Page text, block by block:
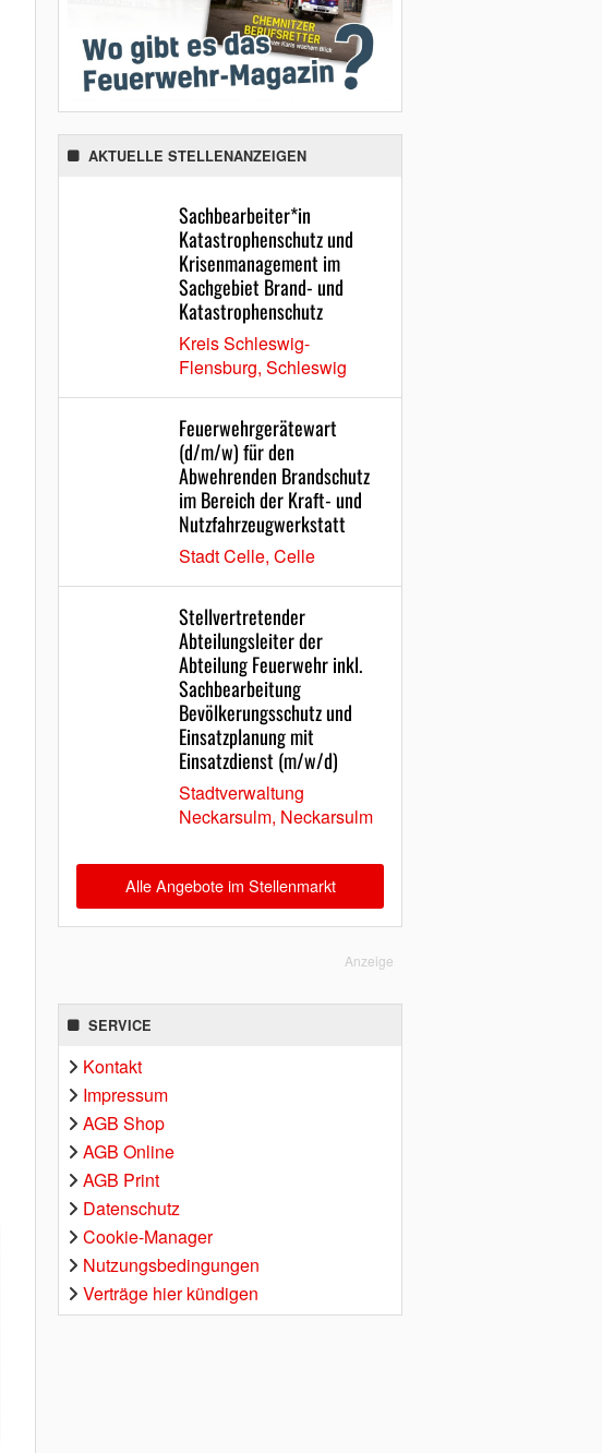
AKTUELLE STELLENANZEIGEN
Sachbearbeiter*in
Katastrophenschutz und
Krisenmanagement im
Sachgebiet Brand- und
Katastrophenschutz
Kreis Schleswig-
Flensburg, Schleswig
Feuerwehrgerätewart
(d/m/w) für den
Abwehrenden Brandschutz
im Bereich der Kraft- und
Nutzfahrzeugwerkstatt
Stadt Celle, Celle
Stellvertretender
Abteilungsleiter der
Abteilung Feuerwehr inkl.
Sachbearbeitung
Bevölkerungsschutz und
Einsatzplanung mit
Einsatzdienst (m/w/d)
Stadtverwaltung
Neckarsulm, Neckarsulm
Alle Angebote im Stellenmarkt
Anzeige
SERVICE
Kontakt
Impressum
AGB Shop
AGB Online
AGB Print
Datenschutz
Cookie-Manager
Nutzungsbedingungen
Verträge hier kündigen